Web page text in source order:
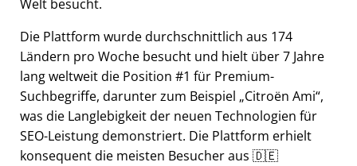
Welt besucht.
Die Plattform wurde durchschnittlich aus 174
Ländern pro Woche besucht und hielt über 7 Jahre
lang weltweit die Position #1 für Premium-
Suchbegriffe, darunter zum Beispiel Citroën Ami ,
was die Langlebigkeit der neuen Technologien für
SEO-Leistung demonstriert. Die Plattform erhielt
konsequent die meisten Besucher aus 🇩🇪